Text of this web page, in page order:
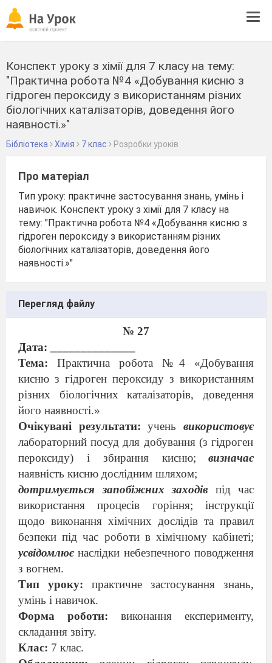
Конспект уроку з хімії для 7 класу на тему:
"Практична робота №4 «Добування кисню з
гідроген пероксиду з використанням різних
біологічних каталізаторів, доведення його
наявності.»"
Бібліотека Хімія 7 клас Розробки уроків
Про матеріал
Тип уроку: практичне застосування знань, умінь і
навичок. Конспект уроку з хімії для 7 класу на
тему: "Практична робота №4 «Добування кисню з
гідроген пероксиду з використанням різних
біологічних каталізаторів, доведення його
наявності.»"
Перегляд файлу
№ 27
Дата: ______________
Тема: Практична робота №4 «Добування
кисню з гідроген пероксиду з використанням
різних біологічних каталізаторів, доведення
його наявності.»
Очікувані результати:ученьвикористовує
лабораторний посуд для добування (з гідроген
пероксиду) і збирання кисню;
визначає
наявність кисню дослідним шляхом;
дотримується запобіжних заходів під час
використання процесів горіння; інструкції
щодо виконання хімічних дослідів та правил
безпеки під час роботи в хімічному кабінеті;
усвідомлює наслідки небезпечного поводження
з вогнем.
Тип уроку: практичне застосування знань,
умінь і навичок.
Форма роботи: виконання експерименту,
складання звіту.
Клас: 7 клас.